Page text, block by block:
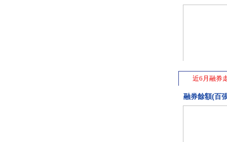
近6月融券
融券餘額(百